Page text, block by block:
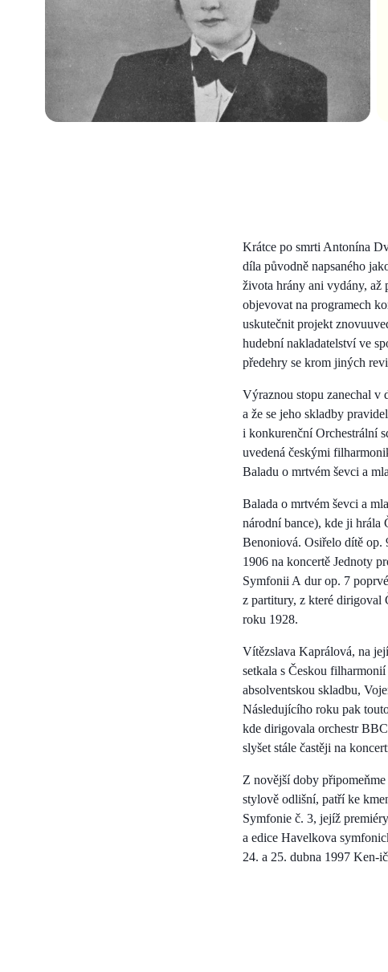
Krátce po smrti Antonína
díla původně napsaného
života hrány ani vydány, až
objevovat na programech
uskutečnit projekt
hudební nakladatelství ve
předehry se krom jiných
Výraznou stopu zanechal v
a že se jeho skladby
i konkurenční Orchestrální
uvedená českými
Baladu o mrtvém ševci a
Balada o mrtvém ševci a
národní bance), kde ji hrála
Benoniová. Osiřelo dítě op.
1906 na koncertě Jednoty
Symfonii A dur op. 7
z partitury, z které dirigoval
roku 1928.
Vítězslava Kaprálová, na
setkala s Českou
absolventskou skladbu,
Následujícího roku pak
kde dirigovala orchestr
slyšet stále častěji na
Z novější doby
stylově odlišní, patří ke
Symfonie č. 3, jejíž
a edice Havelkova
24. a 25. dubna 1997 Ken-